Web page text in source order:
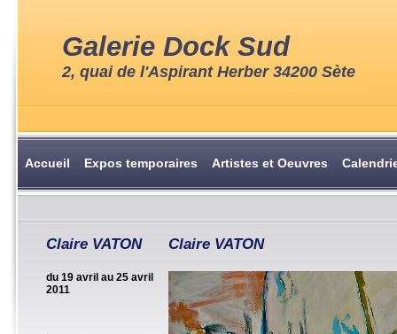
Galerie Dock Sud
2, quai de l'Aspirant Herber 34200 Sète
Accueil Expos temporaires Artistes et Oeuvres
Claire VATON
du 19 avril au 25 avril
2011
Claire VATON